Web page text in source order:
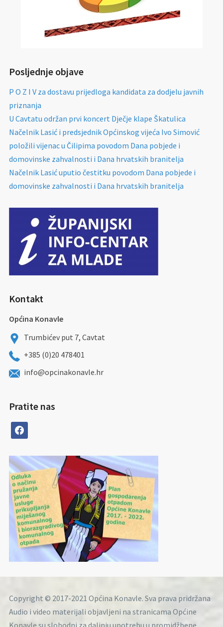
Posljednje objave
P O Z I V za dostavu prijedloga kandidata za dodjelu javnih
priznanja
U Cavtatu održan prvi koncert Dječje klape Škatulica
Načelnik Lasić i predsjednik Općinskog vijeća Ivo Simović
položili vijenac u Čilipima povodom Dana pobjede i
domovinske zahvalnosti i Dana hrvatskih branitelja
Načelnik Lasić uputio čestitku povodom Dana pobjede i
domovinske zahvalnosti i Dana hrvatskih branitelja
Kontakt
Općina Konavle
Trumbićev put 7, Cavtat
+385 (0)20 478401
info@opcinakonavle.hr
Pratite nas
facebook
Copyright © 2017-2021 Općina Konavle. Sva prava pridržana
Audio i video materijali objavljeni na stranicama Općine